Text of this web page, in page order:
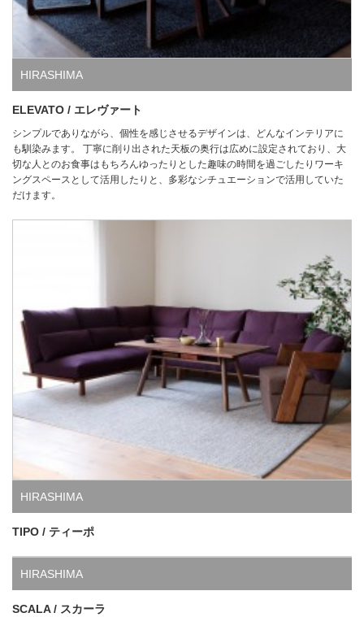
HIRASHIMA
ELEVATO / エレヴァート
シンプルでありながら、個性を感じさせるデザインは、どんなインテリアに
も馴染みます。 丁寧に削り出された天板の奥行は広めに設定されており、大
切な人とのお食事はもちろんゆったりとした趣味の時間を過ごしたりワーキ
ングスペースとして活用したりと、多彩なシチュエーションで活用していた
だけます。
HIRASHIMA
TIPO / ティーポ
HIRASHIMA
SCALA / スカーラ